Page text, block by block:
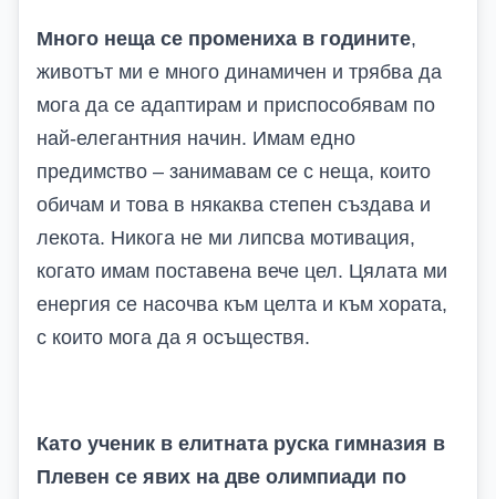
Много неща се промениха в годините,
животът ми е много динамичен и трябва да
мога да се адаптирам и приспособявам по
най-елегантния начин. Имам едно
предимство – занимавам се с неща, които
обичам и това в някаква степен създава и
лекота. Никога не ми липсва мотивация,
когато имам поставена вече цел. Цялата ми
енергия се насочва към целта и към хората,
с които мога да я осъществя.
Като ученик в елитната руска гимназия в
Плевен се явих на две олимпиади по